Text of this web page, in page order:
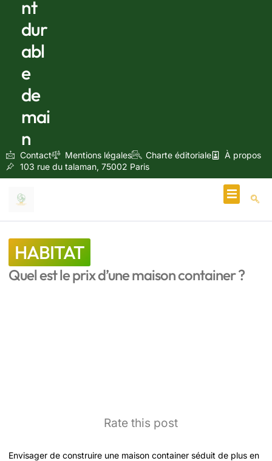
nt
dur
abl
e
de
mai
n
Contact Mentions légales Charte éditoriale
À propos
103 rue du talaman, 75002 Paris
HABITAT
Quel est le prix d’une maison container ?
Rate this post
Envisager de construire une maison container séduit de plus en